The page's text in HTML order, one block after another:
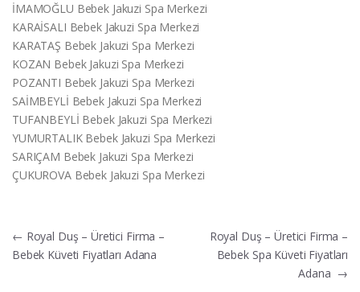
İMAMOĞLU Bebek Jakuzi Spa Merkezi
KARAİSALI Bebek Jakuzi Spa Merkezi
KARATAŞ Bebek Jakuzi Spa Merkezi
KOZAN Bebek Jakuzi Spa Merkezi
POZANTI Bebek Jakuzi Spa Merkezi
SAİMBEYLİ Bebek Jakuzi Spa Merkezi
TUFANBEYLİ Bebek Jakuzi Spa Merkezi
YUMURTALIK Bebek Jakuzi Spa Merkezi
SARIÇAM Bebek Jakuzi Spa Merkezi
ÇUKUROVA Bebek Jakuzi Spa Merkezi
Yazı
gezinmesi
← Royal Duş – Üretici Firma –
Bebek Küveti Fiyatları Adana
Royal Duş – Üretici Firma –
Bebek Spa Küveti Fiyatları
Adana →